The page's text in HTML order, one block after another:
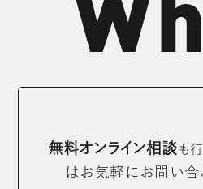
無料オンライン相談も
はお気軽にお問い合